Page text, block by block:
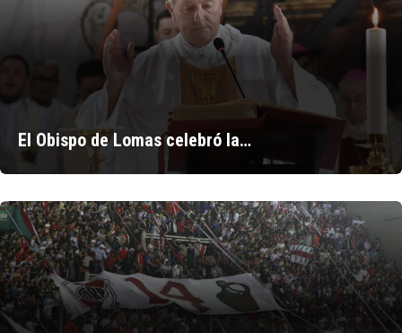
El Obispo de Lomas celebró la…